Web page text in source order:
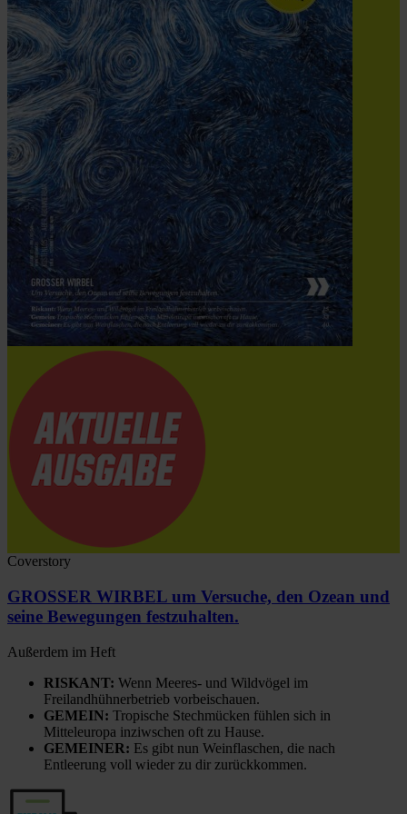
Coverstory
GROSSER WIRBEL um Versuche, den Ozean und
seine Bewegungen festzuhalten.
Außerdem im Heft
RISKANT: Wenn Meeres- und Wildvögel im
Freilandhühnerbetrieb vorbeischauen.
GEMEIN: Tropische Stechmücken fühlen sich in
Mitteleuropa inziwschen oft zu Hause.
GEMEINER: Es gibt nun Weinflaschen, die nach
Entleerung voll wieder zu dir zurückkommen.